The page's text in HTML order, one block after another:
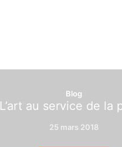
Blog
L’art au service de la
25 mars 2018